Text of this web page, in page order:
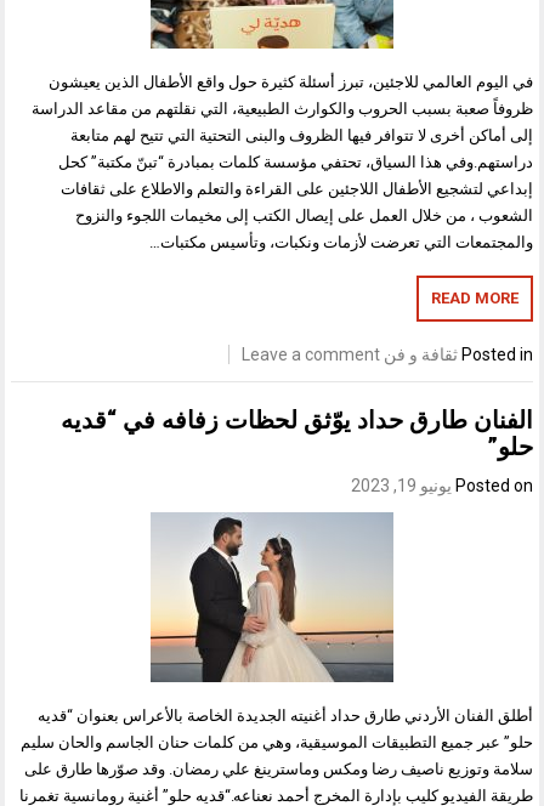
في اليوم العالمي للاجئين، تبرز أسئلة كثيرة حول واقع الأطفال الذين يعيشون
ظروفاً صعبة بسبب الحروب والكوارث الطبيعية، التي نقلتهم من مقاعد الدراسة
إلى أماكن أخرى لا تتوافر فيها الظروف والبنى التحتية التي تتيح لهم متابعة
دراستهم.وفي هذا السياق، تحتفي مؤسسة كلمات بمبادرة “تبنّ مكتبة” كحل
إبداعي لتشجيع الأطفال اللاجئين على القراءة والتعلم والاطلاع على ثقافات
الشعوب ، من خلال العمل على إيصال الكتب إلى مخيمات اللجوء والنزوح
والمجتمعات التي تعرضت لأزمات ونكبات، وتأسيس مكتبات…
READ MORE
Posted in ثقافة و فن Leave a comment
الفنان طارق حداد يوّثق لحظات زفافه في “قديه
حلو”
Posted on يونيو 19, 2023
أطلق الفنان الأردني طارق حداد أغنيته الجديدة الخاصة بالأعراس بعنوان “قديه
حلو” عبر جميع التطبيقات الموسيقية، وهي من كلمات حنان الجاسم والحان سليم
سلامة وتوزيع ناصيف رضا ومكس وماسترينغ علي رمضان. وقد صوّرها طارق على
طريقة الفيديو كليب بإدارة المخرج أحمد نعناعه.“قديه حلو” أغنية رومانسية تغمرنا